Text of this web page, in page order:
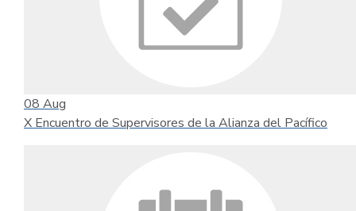
08 Aug
X Encuentro de Supervisores de la Alianza del Pacífico